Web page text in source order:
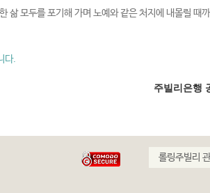
삶 모두를 포기해 가며 노예와 같은 처지에 내몰릴 때
다.
주빌리은행